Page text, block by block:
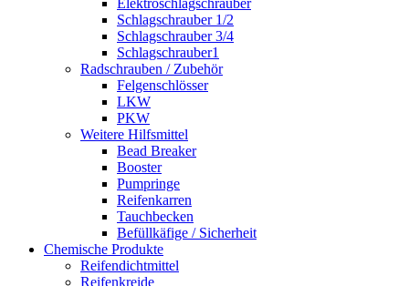
Elektroschlagschrauber
Schlagschrauber 1/2
Schlagschrauber 3/4
Schlagschrauber1
Radschrauben / Zubehör
Felgenschlösser
LKW
PKW
Weitere Hilfsmittel
Bead Breaker
Booster
Pumpringe
Reifenkarren
Tauchbecken
Befüllkäfige / Sicherheit
Chemische Produkte
Reifendichtmittel
Reifenkreide